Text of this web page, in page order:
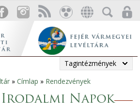
Tagintézmények
» Címlap » Rendezvények
Irodalmi Napok